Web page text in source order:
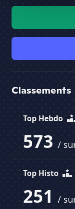
Classements
Top Hebdo
573 /
Top Histo
251 /